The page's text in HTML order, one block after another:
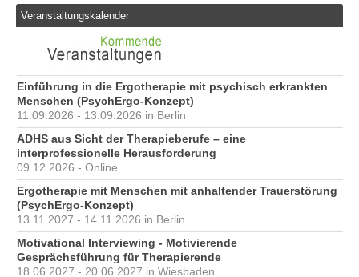
Veranstaltungskalender
Einführung in die Ergotherapie mit psychisch erkrankten
Menschen (PsychErgo-Konzept)
11.09.2026 - 13.09.2026 in Berlin
ADHS aus Sicht der Therapieberufe – eine
interprofessionelle Herausforderung
09.12.2026 - Online
Ergotherapie mit Menschen mit anhaltender Trauerstörung
(PsychErgo-Konzept)
13.11.2027 - 14.11.2026 in Berlin
Motivational Interviewing - Motivierende
Gesprächsführung für Therapierende
18.06.2027 - 20.06.2027 in Wiesbaden